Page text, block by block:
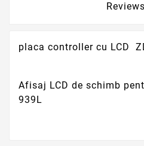
placa controller cu LCD
Afisaj LCD de schimb
939L